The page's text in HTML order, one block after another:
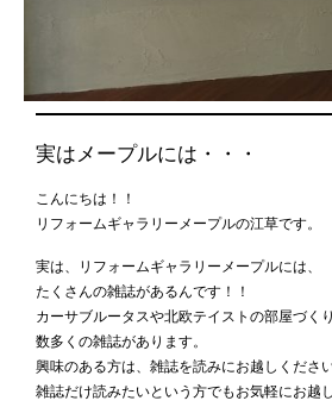
実はメープルには・・・
こんにちは！！
リフォームギャラリーメープルの江草です。
実は、リフォームギャラリーメープルには、
たくさんの雑誌があるんです！！
カーサブルータスや北欧テイストの部屋づく
数多くの雑誌があります。
興味のある方は、雑誌を読みにお越しくださ
雑誌だけ読みたいという方でもお気軽にお越